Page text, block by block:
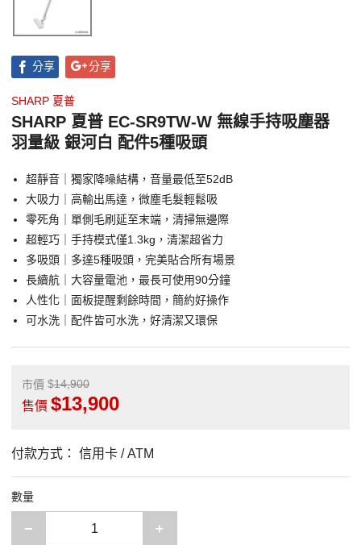
分享 分享
SHARP 夏普
SHARP 夏普 EC-SR9TW-W 無線手持吸塵器
羽量級 銀河白 配件5種吸頭
超靜音｜獨家降噪結構，音量最低至52dB
大吸力｜高輸出馬達，微塵毛髮輕鬆吸
零死角｜單側毛刷延至末端，清掃無邊際
超輕巧｜手持模式僅1.3kg，清潔超省力
多吸頭｜多達5種吸頭，完美貼合所有場景
長續航｜大容量電池，最長可使用90分鐘
人性化｜面板提醒剩餘時間，簡約好操作
可水洗｜配件皆可水洗，好清潔又環保
市價 14,900
售價 13,900
付款方式： 信用卡 / ATM
數量
減少一項